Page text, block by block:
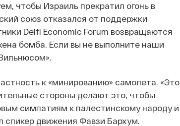
чтобы Израиль прекратил огонь в
союз отказался от поддержки
Delfi Economic Forum возвращаются
бомба. Если вы не выполните наши
к «минированию» самолета. «Это
стороны делают это, чтобы
симпатиям к палестинскому народу и
спикер движения Фавзи Бархум.